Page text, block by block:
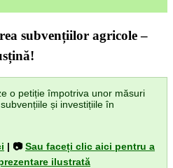
subvențiilor agricole –
o petiție împotriva unor măsuri
și investițiile în
| 📷Sau faceți clic aici pentru a
ilustrată